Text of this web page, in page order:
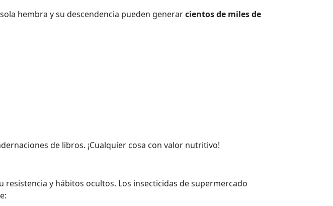
hembra y su descendencia pueden generarcientos de miles de
de libros. ¡Cualquier cosa con valor nutritivo!
y hábitos ocultos. Los insecticidas de supermercado